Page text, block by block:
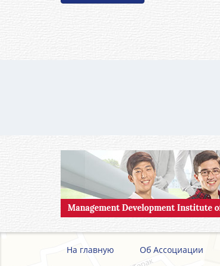
На главную Об Ассоциации